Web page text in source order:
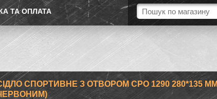
ТА ОПЛАТА
СПОРТИВНЕ З ОТВОРОМ CPO 1290 280*135